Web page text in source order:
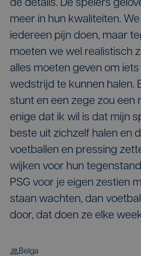
de details. De spelers
meer in hun kwaliteiten.
iedereen pijn doen, maar
moeten we wel realistisch
alles moeten geven om
wedstrijd te kunnen halen.
stunt en een zege zou een
enige dat ik wil is dat mijn
beste uit zichzelf halen en
voetballen en pressing
wijken voor hun
PSG voor je eigen zestien
staan wachten, dan
door, dat doen ze elke
Belga